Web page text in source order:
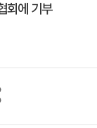
회에 기부